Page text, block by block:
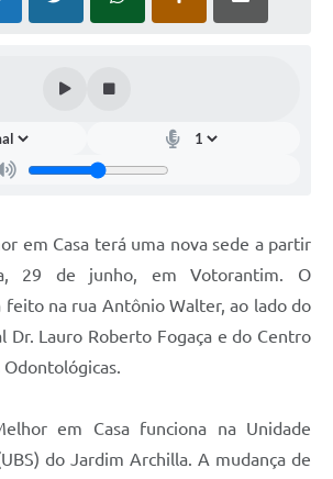
de Informática
(GCM)
em Casa terá uma nova sede a partir
29 de junho, em Votorantim. O
na rua Antônio Walter, ao lado do
Dr. Lauro Roberto Fogaça e do Centro
Odontológicas.
em Casa funciona na Unidade
do Jardim Archilla. A mudança de